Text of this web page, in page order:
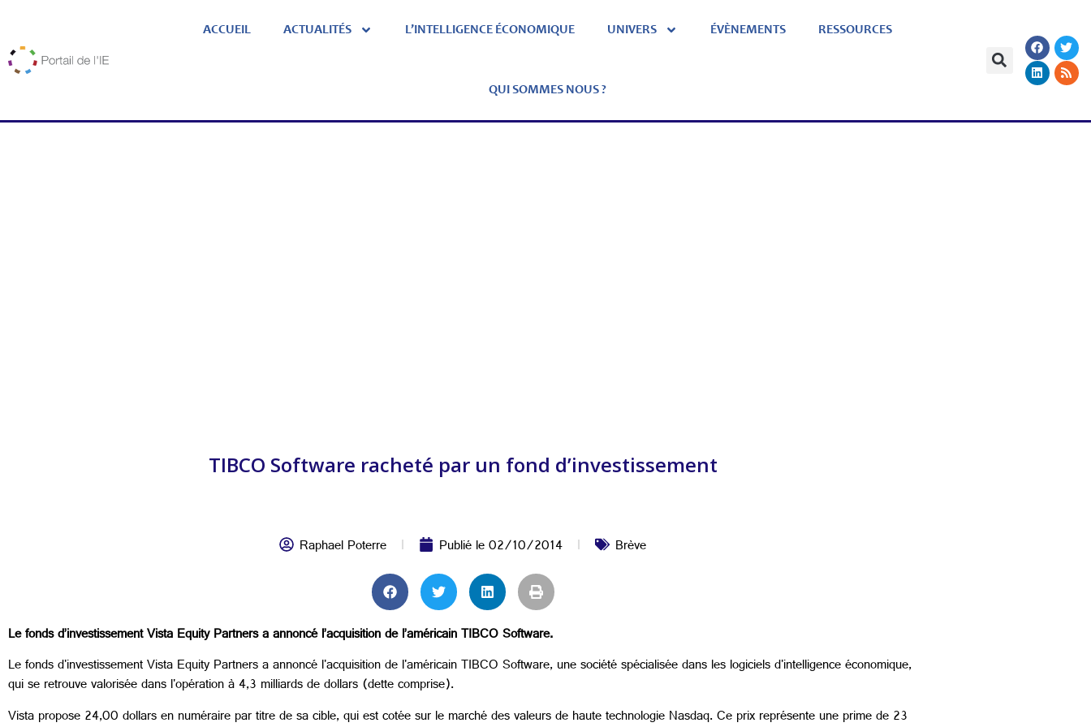
ACCUEIL ACTUALITÉS L’INTELLIGENCE ÉCONOMIQUE UNIVERS ÉVÈNEMENTS RESSOURCES
QUI SOMMES NOUS ?
TIBCO Software racheté par un fond d’investissement
Raphael Poterre Publié le02/10/2014 Brève
Le fonds d’investissement Vista Equity Partners a annoncé l’acquisition de l’américain TIBCO Software.
Le fonds d'investissement Vista Equity Partners a annoncé l'acquisition de l'américain TIBCO Software, une société spécialisée dans les logiciels d'intelligence économique,
qui se retrouve valorisée dans l'opération à 4,3 milliards de dollars (dette comprise).
Vista propose 24,00 dollars en numéraire par titre de sa cible, qui est cotée sur le marché des valeurs de haute technologie Nasdaq. Ce prix représente une prime de 23